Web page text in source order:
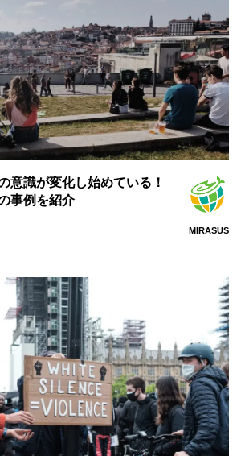
意識が変化し始めている！
事例を紹介
MIRASUS